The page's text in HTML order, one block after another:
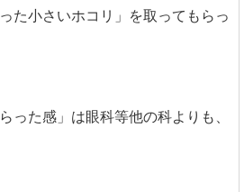
た小さいホコリ」を取ってもらっ
った感」は眼科等他の科よりも、